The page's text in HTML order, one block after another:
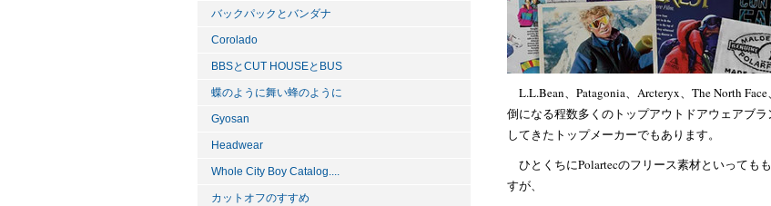
バックパックとバンダナ
Corolado
BBSとCUT HOUSEとBUS
蝶のように舞い蜂のように
Gyosan
Headwear
Whole City Boy Catalog....
カットオフのすすめ
L.L.Bean、Patagonia、Arcteryx、The North
倒になる程数多くのトップアウトドアウェアブ
してきたトップメーカーでもあります。
ひとくちにPolartecのフリース素材といっても
すが、